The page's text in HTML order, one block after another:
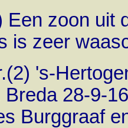
uit dit
is zeer
's-
28-9-
Burggraaf